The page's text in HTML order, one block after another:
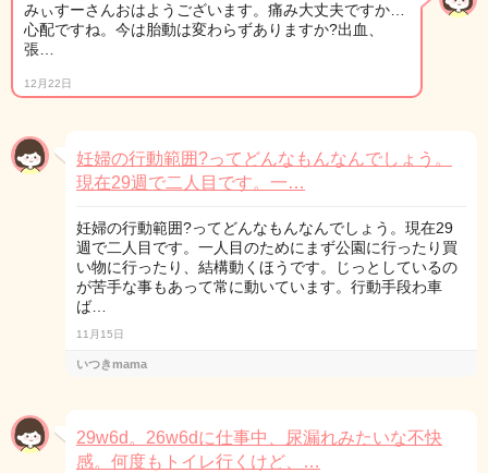
みぃすーさんおはようございます。痛み大丈夫ですか…
心配ですね。今は胎動は変わらずありますか?出血、
張…
12月22日
妊婦の行動範囲?ってどんなもんなんでしょう。
現在29週で二人目です。一…
妊婦の行動範囲?ってどんなもんなんでしょう。現在29
週で二人目です。一人目のためにまず公園に行ったり買
い物に行ったり、結構動くほうです。じっとしているの
が苦手な事もあって常に動いています。行動手段わ車
ば…
11月15日
いつきmama
29w6d。26w6dに仕事中、尿漏れみたいな不快
感。何度もトイレ行くけど、…